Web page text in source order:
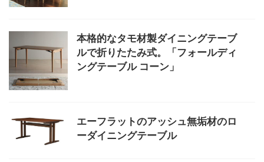
本格的なタモ材製ダイニングテーブ
ルで折りたたみ式。「フォールディ
ングテーブル コーン」
エーフラットのアッシュ無垢材のロ
ーダイニングテーブル